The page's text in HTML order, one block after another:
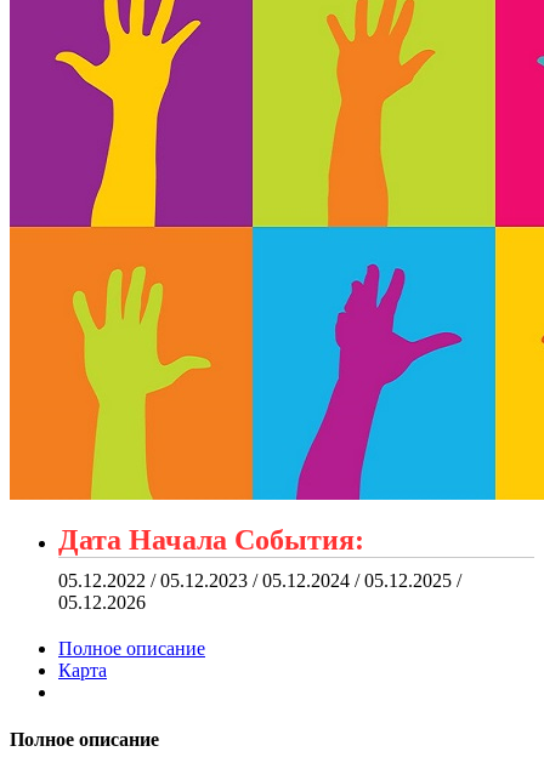
Дата Начала События:
05.12.2022 / 05.12.2023 / 05.12.2024 / 05.12.2025 /
05.12.2026
Полное описание
Карта
Полное описание